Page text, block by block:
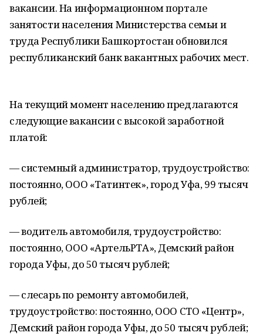
вакансии. На информационном портале
занятости населения Министерства семьи и
труда Республики Башкортостан обновился
республиканский банк вакантных рабочих мест.
На текущий момент населению предлагаются
следующие вакансии с высокой заработной
платой:
— системный администратор, трудоустройство:
постоянно, ООО «Татинтек», город Уфа, 99 тысяч
рублей;
— водитель автомобиля, трудоустройство:
постоянно, ООО «АртельРТА», Демский район
города Уфы, до 50 тысяч рублей;
— слесарь по ремонту автомобилей,
трудоустройство: постоянно, ООО СТО «Центр»,
Демский район города Уфы, до 50 тысяч рублей;